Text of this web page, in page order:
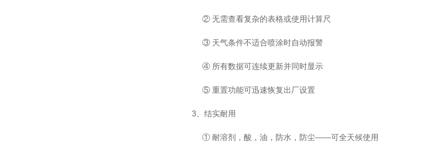
② 无需查看复杂的表格或使用计算尺
③ 天气条件不适合喷涂时自动报警
④ 所有数据可连续更新并同时显示
⑤ 重置功能可迅速恢复出厂设置
3 结实耐用
① 耐溶剂，酸，油，防水，防尘——可全天候使用